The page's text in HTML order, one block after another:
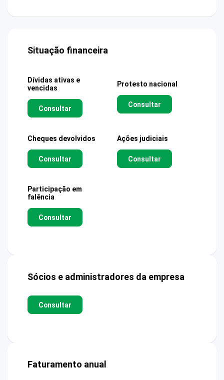
Situação financeira
Dívidas ativas e
vencidas
Consultar
Protesto nacional
Consultar
Cheques devolvidos
Consultar
Ações judiciais
Consultar
Participação em
falência
Consultar
Sócios e administradores da empresa
Consultar
Faturamento anual